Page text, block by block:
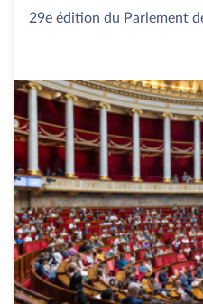
29e édition du Parlement